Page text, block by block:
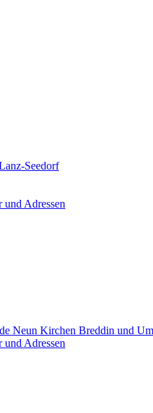
Seedorf
und Adressen
Neun Kirchen Breddin und
und Adressen